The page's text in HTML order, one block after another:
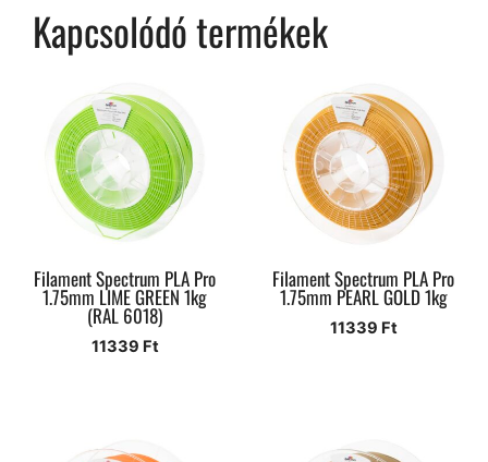
Kapcsolódó termékek
Filament Spectrum PLA Pro
1.75mm LIME GREEN 1kg
(RAL 6018)
11339 Ft
Filament Spectrum PLA Pro
1.75mm PEARL GOLD 1kg
11339 Ft